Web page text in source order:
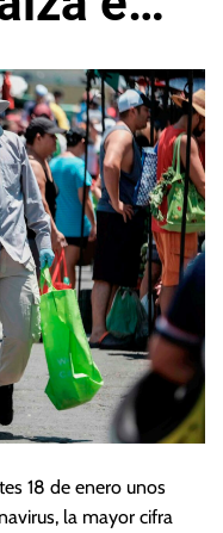
18 de enero unos
la mayor cifra